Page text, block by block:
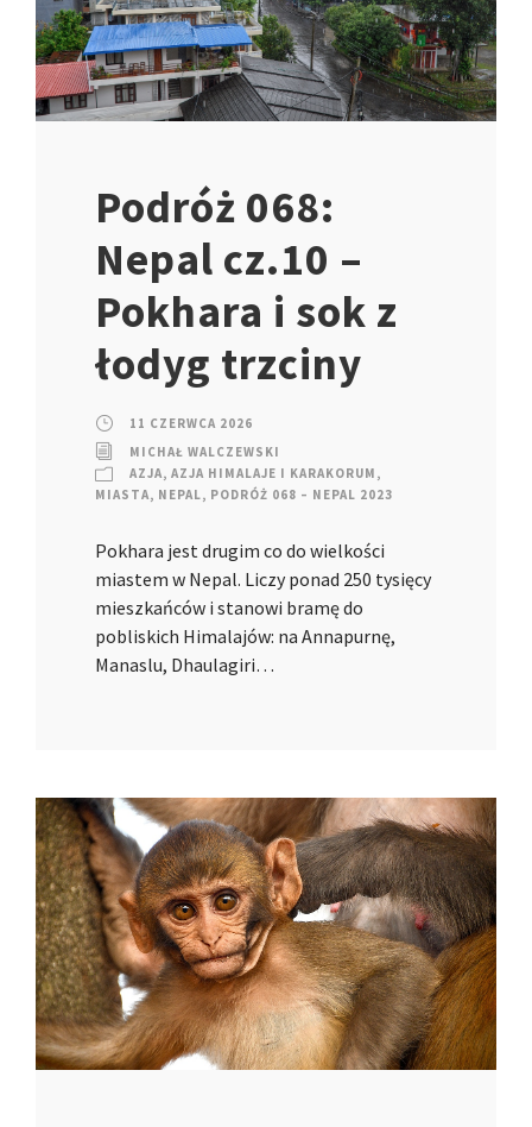
Podróż 068:
Nepal cz.10 –
Pokhara i sok z
łodyg trzciny
11 CZERWCA 2026
MICHAŁ WALCZEWSKI
AZJA, AZJA HIMALAJE I KARAKORUM ,
MIASTA, NEPAL, PODRÓŻ 068 – NEPAL 2023
Pokhara jest drugim co do wielkości
miastem w Nepal. Liczy ponad 250 tysięcy
mieszkańców i stanowi bramę do
pobliskich Himalajów: na Annapurnę,
Manaslu, Dhaulagiri…